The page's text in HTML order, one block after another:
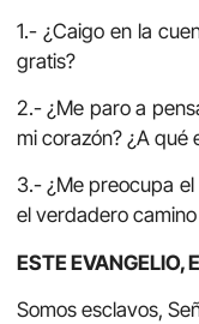
1.- ¿Caigo en la
gratis?
2.- ¿Me paro a
mi corazón? ¿A qué
3.- ¿Me preocupa
el verdadero
ESTE EVANGELIO,
Somos esclavos,